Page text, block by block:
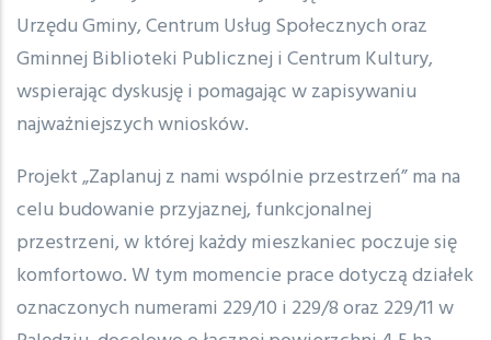
Urzędu Gminy, Centrum Usług Społecznych oraz
Gminnej Biblioteki Publicznej i Centrum Kultury,
wspierając dyskusję i pomagając w zapisywaniu
najważniejszych wniosków.
Projekt „Zaplanuj z nami wspólnie przestrzeń” ma na
celu budowanie przyjaznej, funkcjonalnej
przestrzeni, w której każdy mieszkaniec poczuje się
komfortowo. W tym momencie prace dotyczą działek
oznaczonych numerami 229/10 i 229/8 oraz 229/11 w